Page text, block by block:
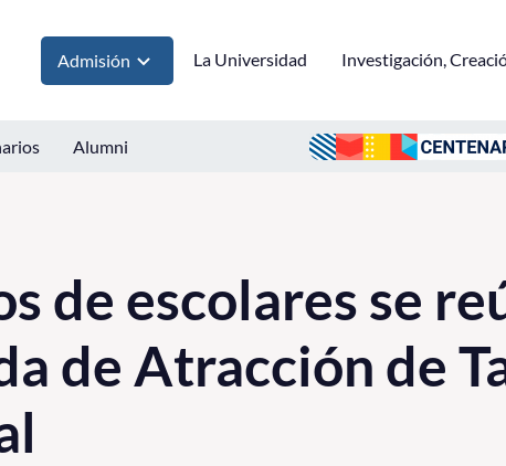
Admisión La Universidad Investigación,
Alumni
de escolares se
de Atracción de